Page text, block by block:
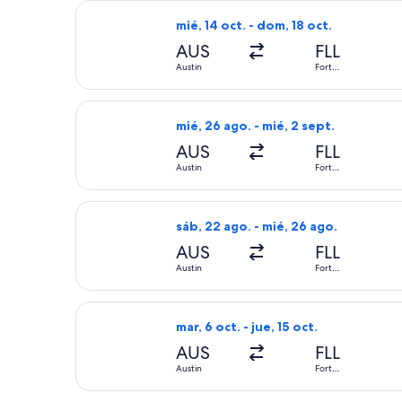
mié, 14 oct. - dom, 18 oct.
AUS
Austin
FLL
Fort
Seleccionar vuelo de Frontier
mié, 26 ago. - mié, 2 sept.
AUS
Austin
FLL
Fort
Seleccionar vuelo de Frontier
sáb, 22 ago. - mié, 26 ago.
AUS
Austin
FLL
Fort
Seleccionar vuelo de Frontier
mar, 6 oct. - jue, 15 oct.
AUS
Austin
FLL
Fort
Seleccionar vuelo de Southwest